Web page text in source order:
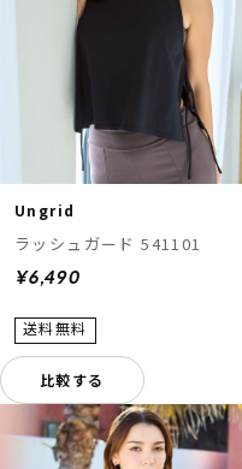
Ungrid
ラッシュガード 541101
¥6,490
比較する